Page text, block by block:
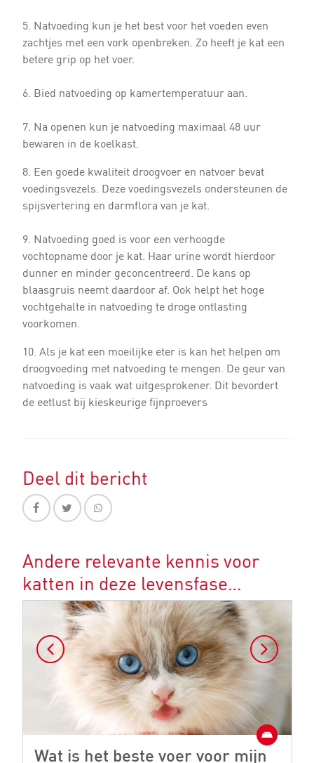
5. Natvoeding kun je het best voor het voeden even
zachtjes met een vork openbreken. Zo heeft je kat een
betere grip op het voer.
6. Bied natvoeding op kamertemperatuur aan.
7. Na openen kun je natvoeding maximaal 48 uur
bewaren in de koelkast.
8. Een goede kwaliteit droogvoer en natvoer bevat
voedingsvezels. Deze voedingsvezels ondersteunen de
spijsvertering en darmflora van je kat.
9. Natvoeding goed is voor een verhoogde
vochtopname door je kat. Haar urine wordt hierdoor
dunner en minder geconcentreerd. De kans op
blaasgruis neemt daardoor af. Ook helpt het hoge
vochtgehalte in natvoeding te droge ontlasting
voorkomen.
10. Als je kat een moeilijke eter is kan het helpen om
droogvoeding met natvoeding te mengen. De geur van
natvoeding is vaak wat uitgesprokener. Dit bevordert
de eetlust bij kieskeurige fijnproevers
Deel dit bericht
Andere relevante kennis voor
katten in deze levensfase…
Wat is het beste voer voor mijn